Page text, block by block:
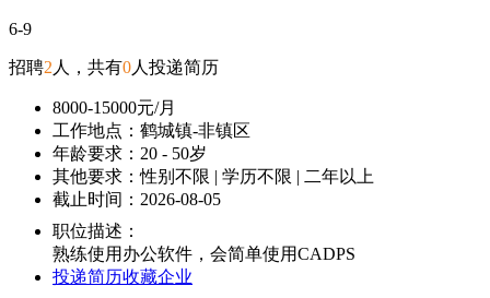
6-9
招聘2 人，共有0人投递简历
8000-15000元/月
工作地点：鹤城镇-非镇区
年龄要求：20 - 50岁
其他要求：性别不限 | 学历不限 | 二年以上
截止时间：2026-08-05
职位描述：
熟练使用办公软件，会简单使用CADPS
投递简历收藏企业